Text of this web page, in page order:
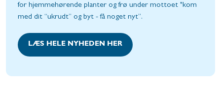
for hjemmehørende planter og frø under mottoet "kom
med dit “ukrudt” og byt - få noget nyt”.
LÆS HELE NYHEDEN HER